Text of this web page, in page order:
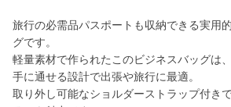
旅行の必需品パスポートも収納できる実用
グです。
軽量素材で作られたこのビジネスバッグは
手に通せる設計で出張や旅行に最適。
取り外し可能なショルダーストラップ付き